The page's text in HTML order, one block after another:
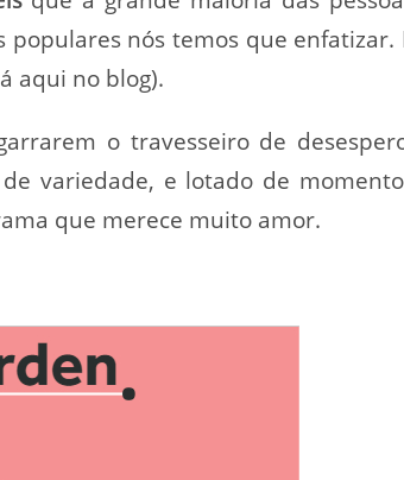
populares nós temos que enfatizar.
aqui no blog).
o travesseiro de
variedade, e lotado de
que merece muito amor.